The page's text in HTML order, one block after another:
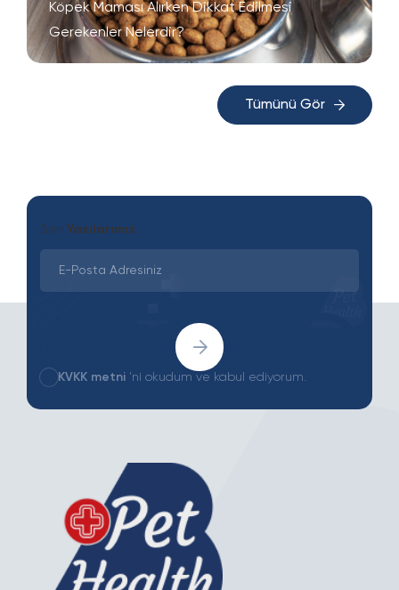
Köpek Maması Alırken Dikkat Edilmesi
Gerekenler Nelerdir?
Tümünü Gör
Son Yazılarımız
KVKK metni 'ni okudum ve kabul ediyorum.